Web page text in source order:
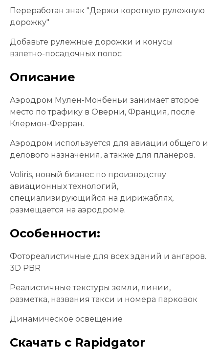
Переработан знак "Держи короткую рулежную
дорожку"
Добавьте рулежные дорожки и конусы
взлетно-посадочных полос
Описание
Аэродром Мулен-Монбеньи занимает второе
место по трафику в Оверни, Франция, после
Клермон-Ферран.
Аэродром используется для авиации общего и
делового назначения, а также для планеров.
Voliris, новый бизнес по производству
авиационных технологий,
специализирующийся на дирижаблях,
размещается на аэродроме.
Особенности:
Фотореалистичные для всех зданий и ангаров.
3D PBR
Реалистичные текстуры земли, линии,
разметка, названия такси и номера парковок
Динамическое освещение
Скачать с Rapidgator